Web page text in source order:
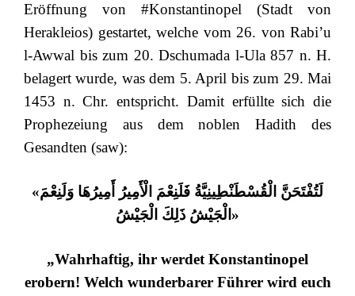
Eröffnung von #Konstantinopel (Stadt von
Herakleios) gestartet, welche vom 26. von Rabi’u
l-Awwal bis zum 20. Dschumada l-Ula 857 n. H.
belagert wurde, was dem 5. April bis zum 29. Mai
1453 n. Chr. entspricht. Damit erfüllte sich die
Prophezeiung aus dem noblen Hadith des
Gesandten (saw):
«لَتُفْتَحَنَّ الْقُسْطَنْطِينِيَّةُ فَلَنِعْمَ الْأَمِيرُ أَمِيرُهَا وَلَنِعْمَ
الْجَيْشُ ذَلِكَ الْجَيْشُ »
„Wahrhaftig, ihr werdet Konstantinopel
erobern! Welch wunderbarer Führer wird euch